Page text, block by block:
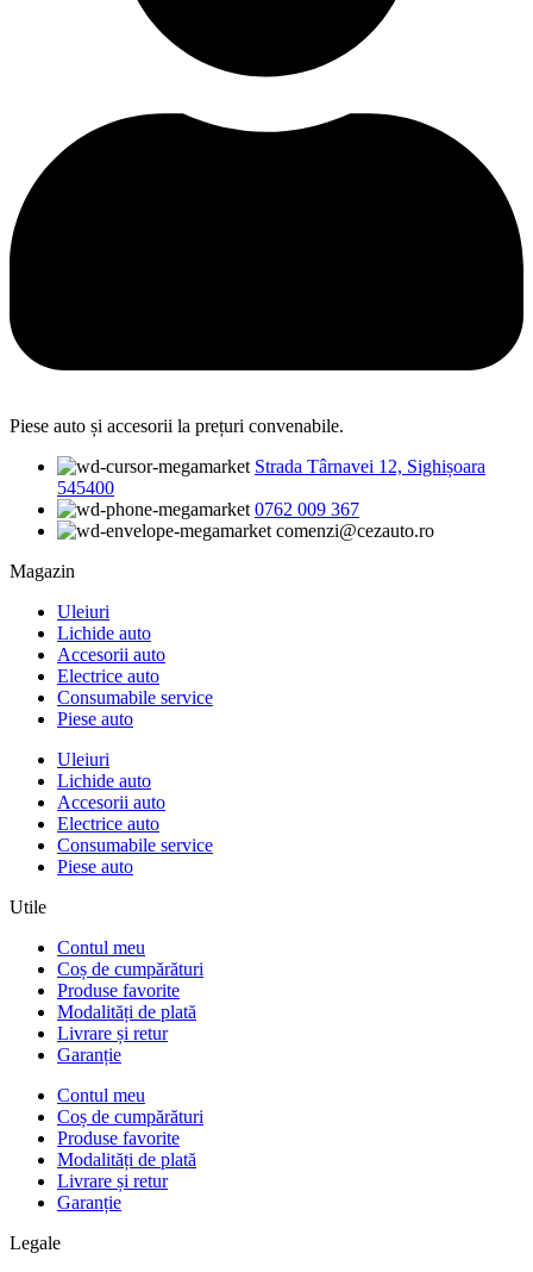
Piese auto și accesorii la prețuri convenabile.
Strada Târnavei 12, Sighișoara
545400
0762 009 367
comenzi@cezauto.ro
Magazin
Uleiuri
Lichide auto
Accesorii auto
Electrice auto
Consumabile service
Piese auto
Uleiuri
Lichide auto
Accesorii auto
Electrice auto
Consumabile service
Piese auto
Utile
Contul meu
Coș de cumpărături
Produse favorite
Modalități de plată
Livrare și retur
Garanție
Contul meu
Coș de cumpărături
Produse favorite
Modalități de plată
Livrare și retur
Garanție
Legale